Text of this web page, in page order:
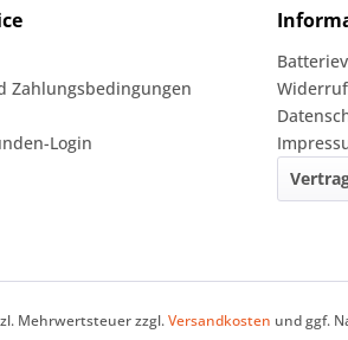
Zahlungsbedingungen
Login
Mehrwertsteuer zzgl.Versandkosten und ggf.